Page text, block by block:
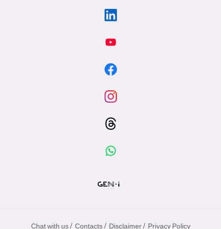
Chat with us / Contacts / Disclaimer / Privacy Policy